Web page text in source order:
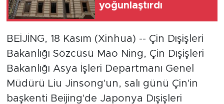
yoğunlaştırdı
BEİJİNG, 18 Kasım (Xinhua) -- Çin Dışişleri
Bakanlığı Sözcüsü Mao Ning, Çin Dışişleri
Bakanlığı Asya İşleri Departmanı Genel
Müdürü Liu Jinsong'un, salı günü Çin'in
başkenti Beijing'de Japonya Dışişleri
Xinhua Türkiye
Seyahat